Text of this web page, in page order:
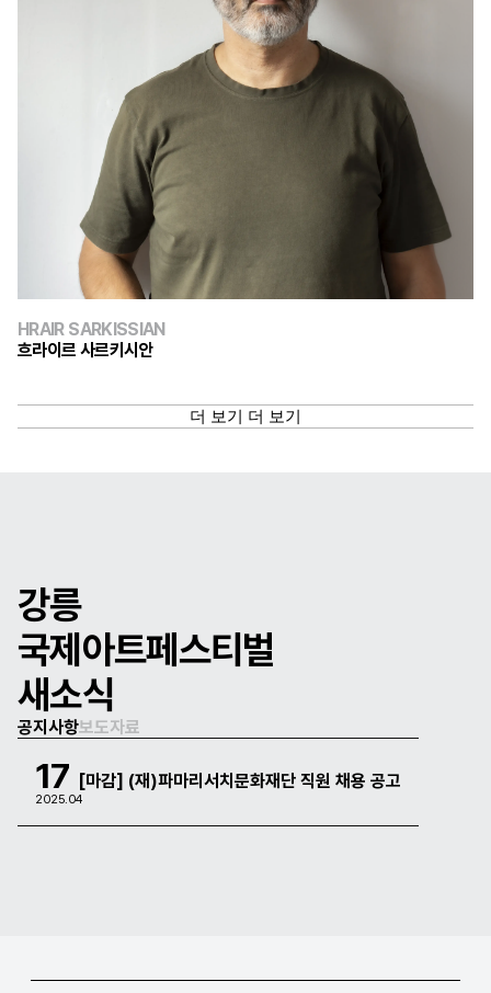
HRAIR SARKISSIAN
흐라이르 사르키시안
더 보기 더 보기
강릉
국제아트페스티벌
새소식
공지사항보도자료
17
2025.04
[마감] (재)파마리서치문화재단 직원 채용 공고